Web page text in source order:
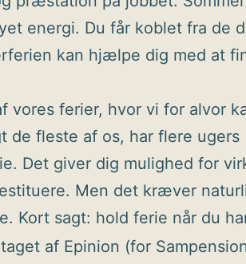
energi. Du får koblet fra de
kan hjælpe dig med at
vores ferier, hvor vi for alvor
de fleste af os, har flere ugers
Det giver dig mulighed for
Men det kræver
Kort sagt: hold ferie når du
af Epinion (for